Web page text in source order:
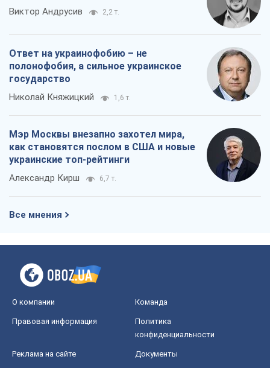
Виктор Андрусив 2,2 т.
Ответ на украинофобию – не
полонофобия, а сильное украинское
государство
Николай Княжицкий 1,6 т.
Мэр Москвы внезапно захотел мира,
как становятся послом в США и новые
украинские топ-рейтинги
Александр Кирш 6,7 т.
Все мнения
О компании Команда
Правовая информация
Политика
конфиденциальности
Реклама на сайте Документы